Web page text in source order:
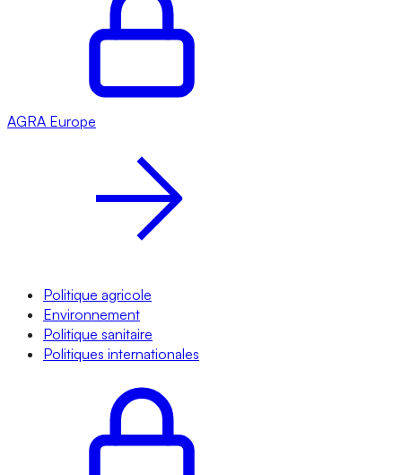
AGRA Europe
Politique agricole
Environnement
Politique sanitaire
Politiques internationales